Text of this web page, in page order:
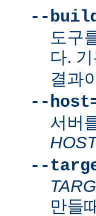
--
도구
다.
결과
--
서버
--
만들